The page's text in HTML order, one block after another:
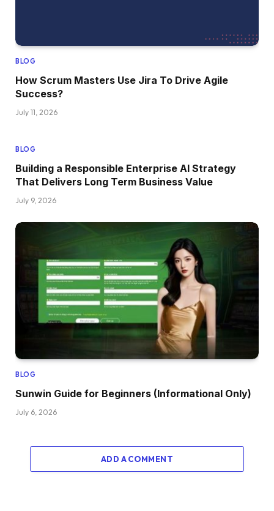
BLOG
How Scrum Masters Use Jira To Drive Agile
Success?
July 11, 2026
BLOG
Building a Responsible Enterprise AI Strategy
That Delivers Long Term Business Value
July 9, 2026
BLOG
Sunwin Guide for Beginners (Informational Only)
July 6, 2026
ADD A COMMENT